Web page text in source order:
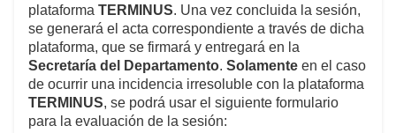
plataforma TERMINUS. Una vez concluida la sesión,
se generará el acta correspondiente a través de dicha
plataforma, que se firmará y entregará en la
Secretaría del Departamento. Solamente en el caso
de ocurrir una incidencia irresoluble con la plataforma
TERMINUS, se podrá usar el siguiente formulario
para la evaluación de la sesión: